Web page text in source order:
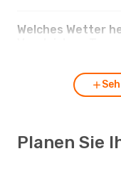
Welches Wetter
Planen Sie